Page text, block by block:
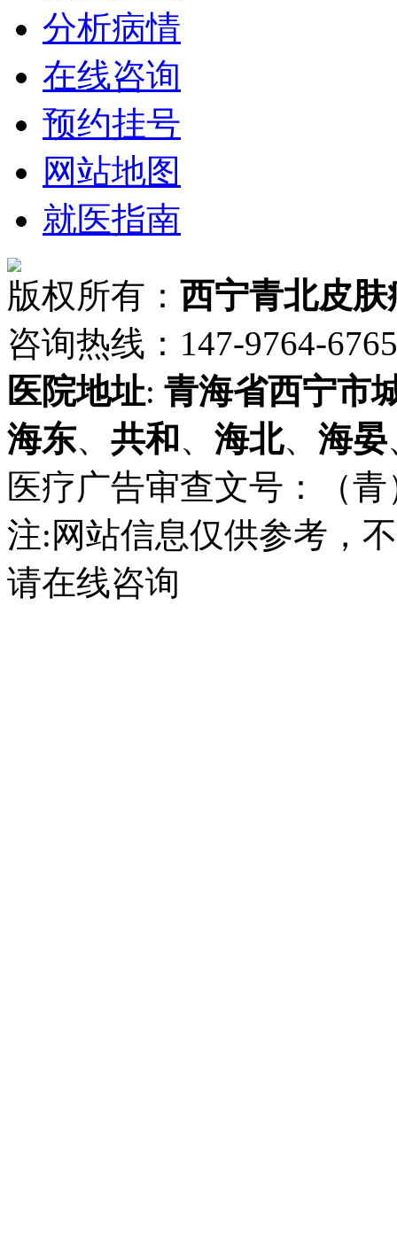
分析病情
在线咨询
预约挂号
网站地图
就医指南
版权所有： 西宁青北皮肤
咨询热线：147-9764-
医院地址: 青海省西宁市
海东、 共和 、 海北、 海晏
医疗广告审查文号：（
注:网站信息仅供参考，
请在线咨询